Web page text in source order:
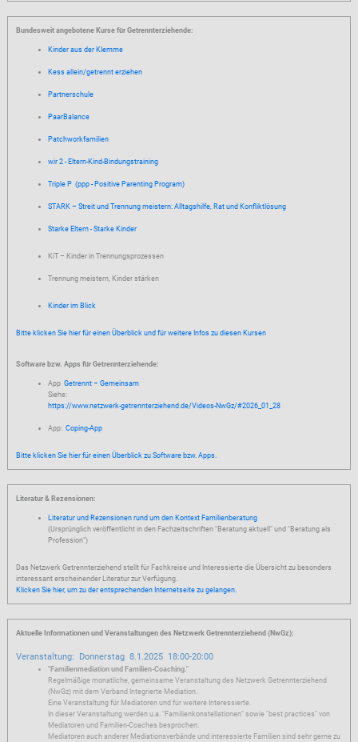
Bundesweit angebotene Kurse für Getrennterziehende:
Kinder aus der Klemme
Kess allein/getrennt erziehen
Partnerschule
PaarBalance
Patchworkfamilien
wir 2 - Eltern-Kind-Bindungstraining
Triple P (ppp - Positive Parenting Program)
STARK – Streit und Tren­nung meis­tern: All­tags­hil­fe, Rat und Kon­flikt­lö­sung
Starke Eltern - Starke Kinder
KiT – Kinder in Trennungsprozessen
Trennung meistern, Kinder stärken
Kinder im Blick
Bitte klicken Sie hier für einen Überblick und für weitere Infos zu diesen Kursen
Software bzw. Apps für Getrennterziehende:
App Getrennt – Gemeinsam
Siehe:
https://www.netzwerk-getrennterziehend.de/Videos-NwGz/#2026_01_28
App: Coping-App
Bitte klicken Sie hier für einen Überblick zu Software bzw. Apps.
Literatur & Rezensionen:
Literatur und Rezensionen rund um den Kontext Familienberatung
(Ursprünglich veröffentlicht in den Fachzeitschriften "Beratung aktuell" und "Beratung als
Profession")
Das Netzwerk Getrennterziehend stellt für Fachkreise und Interessierte die Übersicht zu besonders
interessant erscheinender Literatur zur Verfügung.
Klicken Sie hier, um zu der entsprechenden Internetseite zu gelangen.
Aktuelle Informationen und Veranstaltungen des Netzwerk Getrennterziehend (NwGz):
Veranstaltung: Donnerstag 8.1.2025 18:00-20:00
"Familienmediation und Familien-Coaching."
Regelmäßige monatliche, gemeinsame Veranstaltung des Netzwerk Getrennterziehend
(NwGz) mit dem Verband Integrierte Mediation.
Eine Veranstaltung für Mediatoren und für weitere Interessierte.
In dieser Veranstaltung werden u.a. "Familienkonstellationen" sowie "best practices" von
Mediatoren und Familien-Coaches besprochen.
Mediatoren auch anderer Mediationsverbände und interessierte Familien sind sehr gerne zu